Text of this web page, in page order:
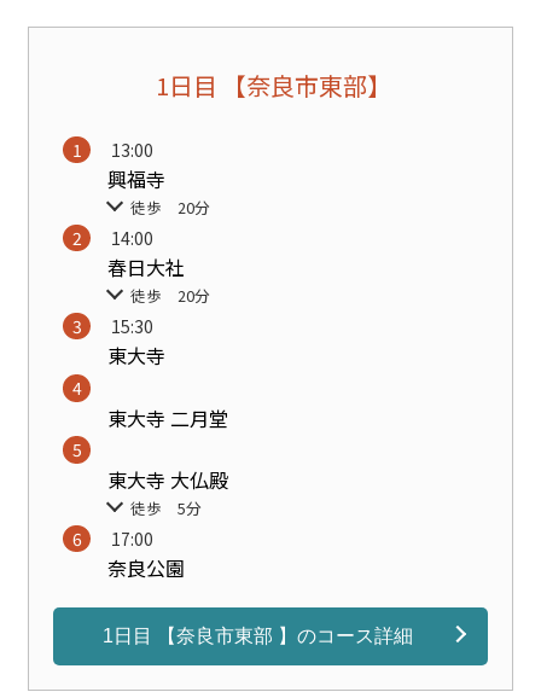
1日目 【奈良市東部】
13:00
興福寺
徒歩 20分
14:00
春日大社
徒歩 20分
15:30
東大寺
東大寺 二月堂
東大寺 大仏殿
徒歩 5分
17:00
奈良公園
1日目 【奈良市東部 】のコース詳細